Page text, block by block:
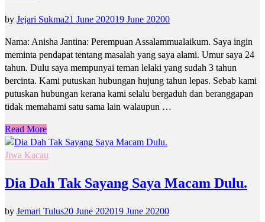
by Jejari Sukma21 June 202019 June 20200
Nama: Anisha Jantina: Perempuan Assalammualaikum. Saya ingin
meminta pendapat tentang masalah yang saya alami. Umur saya 24
tahun. Dulu saya mempunyai teman lelaki yang sudah 3 tahun
bercinta. Kami putuskan hubungan hujung tahun lepas. Sebab kami
putuskan hubungan kerana kami selalu bergaduh dan beranggapan
tidak memahami satu sama lain walaupun …
Read More
Jiwa Kacau
Dia Dah Tak Sayang Saya Macam Dulu.
by Jemari Tulus20 June 202019 June 20200